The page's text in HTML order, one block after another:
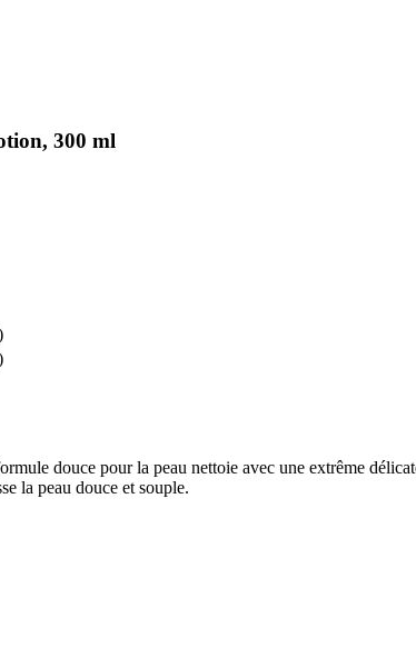
300 ml
douce pour la peau nettoie avec une extrême
la peau douce et souple.